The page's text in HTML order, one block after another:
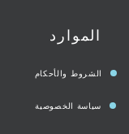
الموارد
الشروط والأحكام
سياسة الخصوصية